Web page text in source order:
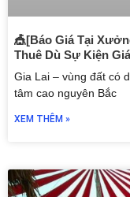
🎪[Báo Giá Tại
Thuê Dù Sự Kiện
Gia Lai – vùng đất có
tâm cao nguyên Bắc
XEM THÊM »